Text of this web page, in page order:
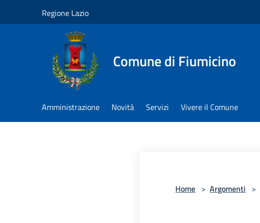
Regione Lazio
Comune di Fiumicino
Amministrazione Novità Servizi Vivere il Comune
Home > Argomenti >